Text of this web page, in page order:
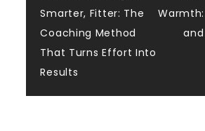
navigation
Smarter, Fitter: The
Coaching Method
That Turns Effort Into
Results